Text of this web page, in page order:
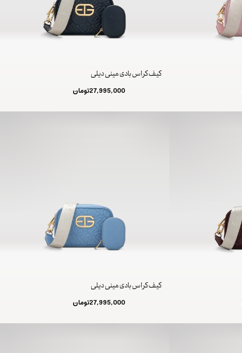
کیف کراس بادی مینی دیلی
27,995,000تومان
کیف کراس بادی مینی دیلی
27,995,000تومان